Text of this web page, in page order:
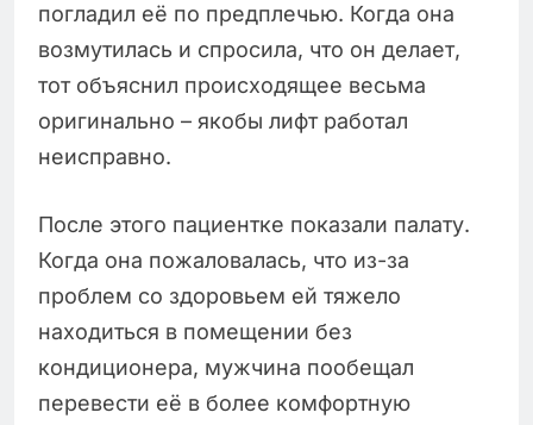
погладил её по предплечью. Когда она
возмутилась и спросила, что он делает,
тот объяснил происходящее весьма
оригинально – якобы лифт работал
неисправно.
После этого пациентке показали палату.
Когда она пожаловалась, что из-за
проблем со здоровьем ей тяжело
находиться в помещении без
кондиционера, мужчина пообещал
перевести её в более комфортную